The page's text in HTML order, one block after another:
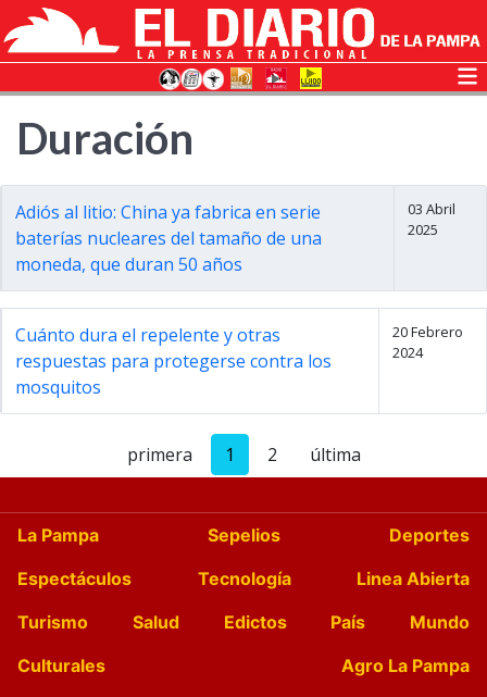
Duración
Adiós al litio: China ya fabrica en serie
baterías nucleares del tamaño de una
moneda, que duran 50 años
03 Abril
2025
Cuánto dura el repelente y otras
respuestas para protegerse contra los
mosquitos
20 Febrero
2024
primera 1 2 última
La Pampa Sepelios
Deportes
Espectáculos
Tecnología
Linea Abierta
Turismo
Salud Edictos País
Mundo
Culturales
Agro La Pampa